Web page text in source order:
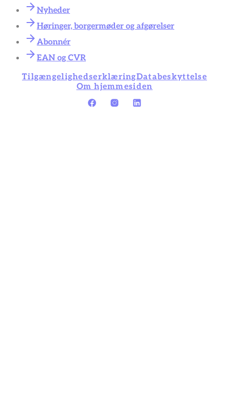
Nyheder
Høringer, borgermøder og afgørelser
Abonnér
EAN og CVR
TilgængelighedserklæringDatabeskyttelse
Om hjemmesiden